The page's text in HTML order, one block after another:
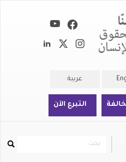
عربية
التبرع الآن
Rechercher
بحث